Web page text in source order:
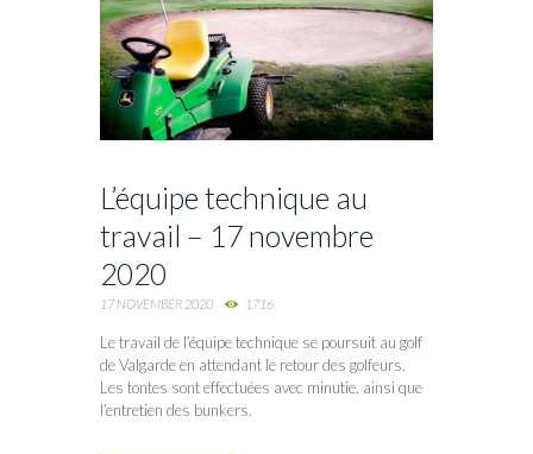
L’équipe technique au
travail – 17 novembre
2020
17 NOVEMBER 2020 1716
Le travail de l’équipe technique se poursuit au golf
de Valgarde en attendant le retour des golfeurs.
Les tontes sont effectuées avec minutie, ainsi que
l’entretien des bunkers.